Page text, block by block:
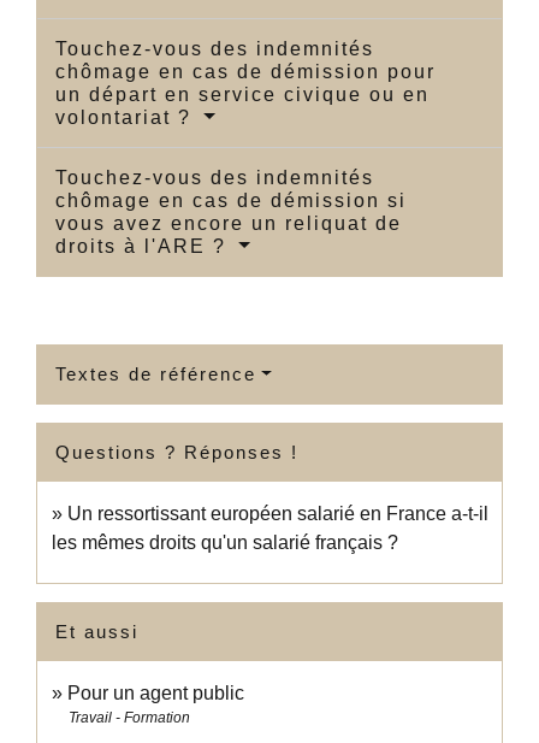
Touchez-vous des indemnités
chômage en cas de démission pour
un départ en service civique ou en
volontariat ?
Touchez-vous des indemnités
chômage en cas de démission si
vous avez encore un reliquat de
droits à l'ARE ?
Textes de référence
Questions ? Réponses !
Un ressortissant européen salarié en France a-t-il
les mêmes droits qu'un salarié français ?
Et aussi
Pour un agent public
Travail - Formation